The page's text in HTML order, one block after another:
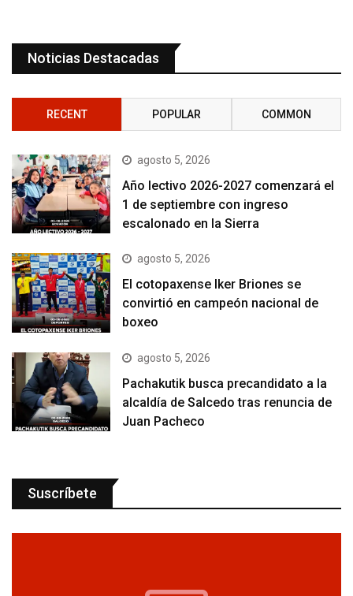
Noticias Destacadas
RECENT POPULAR COMMON
agosto 5, 2026
Año lectivo 2026-2027 comenzará el
1 de septiembre con ingreso
escalonado en la Sierra
agosto 5, 2026
El cotopaxense Iker Briones se
convirtió en campeón nacional de
boxeo
agosto 5, 2026
Pachakutik busca precandidato a la
alcaldía de Salcedo tras renuncia de
Juan Pacheco
Suscríbete